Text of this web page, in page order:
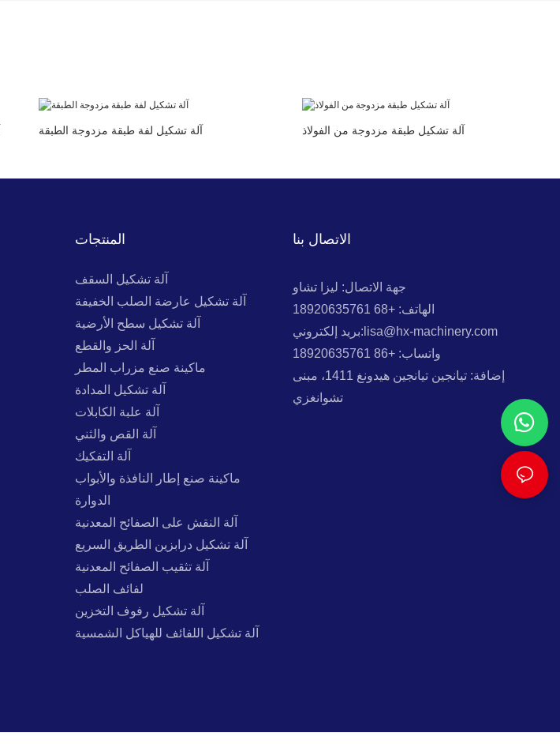
آلة تشكيل لفة طبقة مزدوجة الطبقة آلة تشكيل طبقة مزدوجة من الفولاذ
المنتجات
آلة تشكيل السقف
آلة تشكيل عارضة الصلب الخفيفة
آلة تشكيل سطح الأرضية
آلة الحز والقطع
ماكينة صنع مزراب المطر
آلة تشكيل المدادة
آلة علبة الكابلات
آلة القص والثني
آلة التفكيك
ماكينة صنع إطار النافذة والأبواب
الدوارة
آلة النقش على الصفائح المعدنية
آلة تشكيل درابزين الطريق السريع
آلة تثقيب الصفائح المعدنية
لفائف الصلب
آلة تشكيل رفوف التخزين
آلة تشكيل اللفائف للهياكل الشمسية
الاتصال بنا
جهة الاتصال: ليزا تشاو
الهاتف: +68 18920635761
بريد إلكتروني:lisa@hx-machinery.com
واتساب: +86 18920635761
إضافة: تيانجين تيانجين هيدونغ 1411، مبنى
تشوانغزي